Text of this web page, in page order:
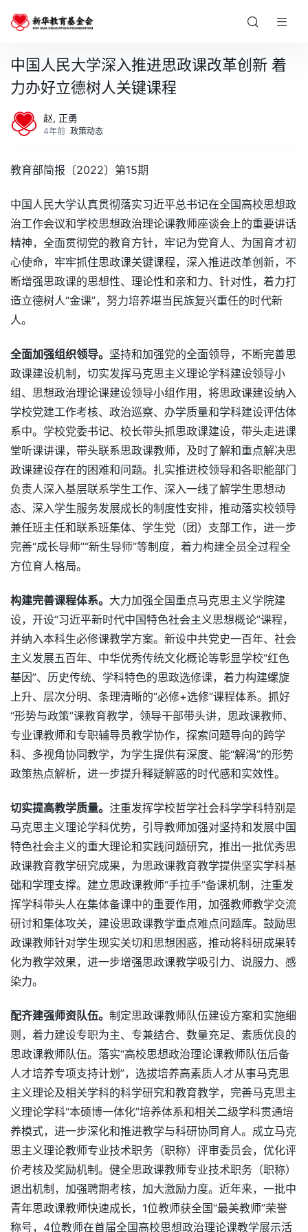
中国人民大学深入推进思政课改革创新 着
力办好立德树人关键课程
赵, 正勇
4年前 政策动态
教育部简报〔2022〕第15期
中国人民大学认真贯彻落实习近平总书记在全国高校思想政
治工作会议和学校思想政治理论课教师座谈会上的重要讲话
精神，全面贯彻党的教育方针，牢记为党育人、为国育才初
心使命，牢牢抓住思政课关键课程，深入推进改革创新，不
断增强思政课的思想性、理论性和亲和力、针对性，着力打
造立德树人“金课”，努力培养堪当民族复兴重任的时代新
人。
全面加强组织领导。 坚持和加强党的全面领导，不断完善思
政课建设机制，切实发挥马克思主义理论学科建设领导小
组、思想政治理论课建设领导小组作用，将思政课建设纳入
学校党建工作考核、政治巡察、办学质量和学科建设评估体
系中。学校党委书记、校长带头抓思政课建设，带头走进课
堂听课讲课，带头联系思政课教师，及时了解和重点解决思
政课建设存在的困难和问题。扎实推进校领导和各职能部门
负责人深入基层联系学生工作、深入一线了解学生思想动
态、深入学生服务发展成长的制度性安排，推动落实校领导
兼任班主任和联系班集体、学生党（团）支部工作，进一步
完善“成长导师”“新生导师”等制度，着力构建全员全过程全
方位育人格局。
构建完善课程体系。 大力加强全国重点马克思主义学院建
设，开设“习近平新时代中国特色社会主义思想概论”课程，
并纳入本科生必修课教学方案。新设中共党史一百年、社会
主义发展五百年、中华优秀传统文化概论等彰显学校“红色
基因”、历史传统、学科特色的思政选修课，着力构建螺旋
上升、层次分明、条理清晰的“必修+选修”课程体系。抓好
“形势与政策”课教育教学，领导干部带头讲，思政课教师、
专业课教师和专职辅导员教学协作，探索问题导向的跨学
科、多视角协同教学，为学生提供有深度、能“解渴”的形势
政策热点解析，进一步提升释疑解惑的时代感和实效性。
切实提高教学质量。 注重发挥学校哲学社会科学学科特别是
马克思主义理论学科优势，引导教师加强对坚持和发展中国
特色社会主义的重大理论和实践问题研究，推出一批优秀思
政课教育教学研究成果，为思政课教育教学提供坚实学科基
础和学理支撑。建立思政课教师“手拉手”备课机制，注重发
挥学科带头人在集体备课中的重要作用，加强教师教学交流
研讨和集体攻关，建设思政课教学重点难点问题库。鼓励思
政课教师针对学生现实关切和思想困惑，推动将科研成果转
化为教学效果，进一步增强思政课教学吸引力、说服力、感
染力。
配齐建强师资队伍。 制定思政课教师队伍建设方案和实施细
则，着力建设专职为主、专兼结合、数量充足、素质优良的
思政课教师队伍。落实“高校思想政治理论课教师队伍后备
人才培养专项支持计划”，选拔培养高素质人才从事马克思
主义理论及相关学科的科学研究和教育教学，完善马克思主
义理论学科“本硕博一体化”培养体系和相关二级学科贯通培
养模式，进一步深化和推进教学与科研协同育人。成立马克
思主义理论教师专业技术职务（职称）评审委员会，优化评
价考核及奖励机制。健全思政课教师专业技术职务（职称）
退出机制，加强聘期考核，加大激励力度。近年来，一批中
青年思政课教师快速成长，1位教师获全国“最美教师”荣誉
称号，4位教师在首届全国高校思想政治理论课教学展示活